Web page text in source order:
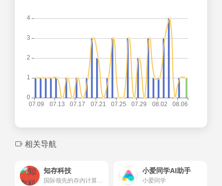
相关导航
知存科技
国际领先的存内计算芯片企业知存科技官方网站，了解存内计算技术及芯片、共建存内计算开发者生态，打造后摩尔时代高能效算力基石，助力人工智能应用。
小爱同学AI助手
小爱同学